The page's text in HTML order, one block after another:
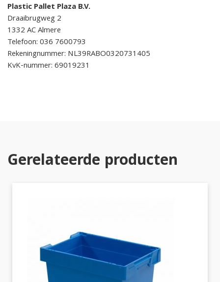
Plastic Pallet Plaza B.V.
Draaibrugweg 2
1332 AC Almere
Telefoon: 036 7600793
Rekeningnummer: NL39RABO0320731405
KvK-nummer: 69019231
Gerelateerde producten